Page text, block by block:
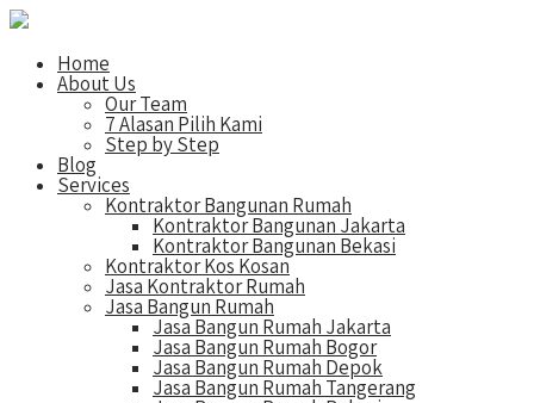
Home
About Us
Our Team
7 Alasan Pilih Kami
Step by Step
Blog
Services
Kontraktor Bangunan Rumah
Kontraktor Bangunan Jakarta
Kontraktor Bangunan Bekasi
Kontraktor Kos Kosan
Jasa Kontraktor Rumah
Jasa Bangun Rumah
Jasa Bangun Rumah Jakarta
Jasa Bangun Rumah Bogor
Jasa Bangun Rumah Depok
Jasa Bangun Rumah Tangerang